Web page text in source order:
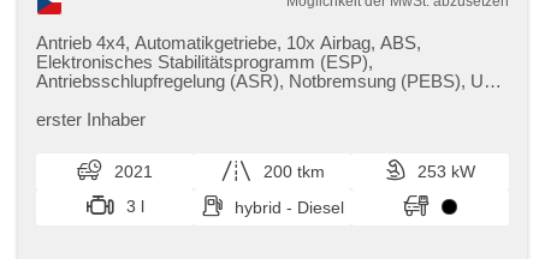
Antrieb 4x4, Automatikgetriebe, 10x Airbag, ABS,
Elektronisches Stabilitätsprogramm (ESP),
Antriebsschlupfregelung (ASR), Notbremsung (PEBS), Uhr
asistent jízdy v jízdním pruhu, Überwachung der Ermüdung
světlomety, LED denní svícení, Alufelgen, erfüllt 'EURO VI',
Bordcomputer, Navigation, hlídání provozu při couvání
(RCTA), parkovací senzory přední, parkovací senzory
zadní, Fahrkamera, Multifunktionslenkrad, El.
erster Inhaber
2021 200 tkm
253 kW
3 l
hybrid - Diesel